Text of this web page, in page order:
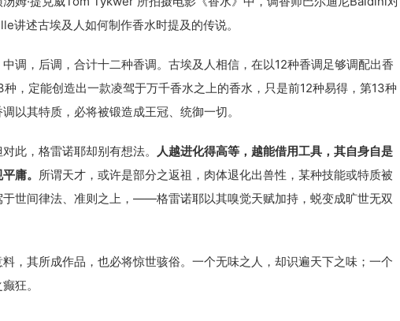
讲述古埃及人如何制作香水时提及的传说。
调，后调，合计十二种香调。古埃及人相信，在以12种香调足够调配出香
，定能创造出一款凌驾于万千香水之上的香水，只是前12种易得，第13种
以其特质，必将被锻造成王冠、统御一切。
此，格雷诺耶却别有想法。
人越进化得高等，越能借用工具，其自身自是
庸。 所谓天才，或许是部分之返祖，肉体退化出兽性，某种技能或特质被
世间律法、准则之上，——格雷诺耶以其嗅觉天赋加持，蜕变成旷世无双
，其所成作品，也必将惊世骇俗。一个无味之人，却识遍天下之味；一个
狂。